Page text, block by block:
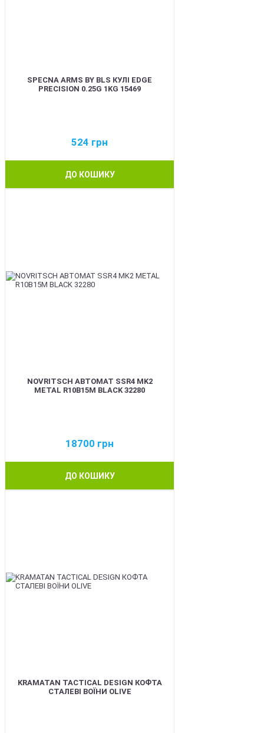
SPECNA ARMS BY BLS КУЛІ EDGE
PRECISION 0.25G 1KG 15469
524 грн
ДО КОШИКУ
NOVRITSCH АВТОМАТ SSR4 MK2
METAL R10B15M BLACK 32280
18700 грн
ДО КОШИКУ
KRAMATAN TACTICAL DESIGN КОФТА
СТАЛЕВІ ВОЇНИ OLIVE